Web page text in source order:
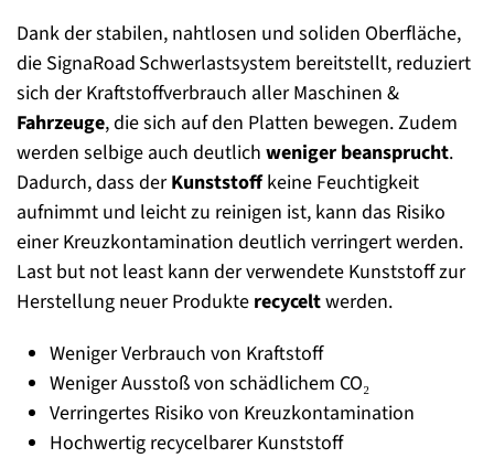
Dank der stabilen, nahtlosen und soliden Oberfläche,
die SignaRoad Schwerlastsystem bereitstellt, reduziert
sich der Kraftstoffverbrauch aller Maschinen &
Fahrzeuge, die sich auf den Platten bewegen. Zudem
werden selbige auch deutlich weniger beansprucht.
Dadurch, dass derKunststoffkeine Feuchtigkeit
aufnimmt und leicht zu reinigen ist, kann das Risiko
einer Kreuzkontamination deutlich verringert werden.
Last but not least kann der verwendete Kunststoff zur
Herstellung neuer Produkte recyceltwerden.
Weniger Verbrauch von Kraftstoff
Weniger Ausstoß von schädlichem CO₂
Verringertes Risiko von Kreuzkontamination
Hochwertig recycelbarer Kunststoff